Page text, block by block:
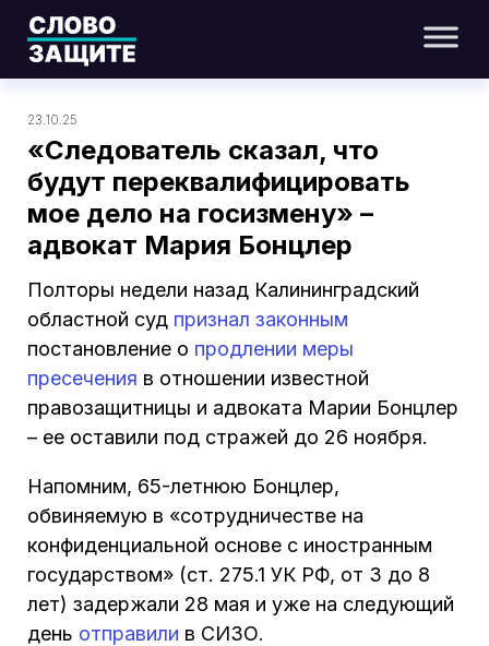
23.10.25
«Следователь сказал, что
будут переквалифицировать
мое дело на госизмену» –
адвокат Мария Бонцлер
Полторы недели назад Калининградский
областной суд признал законным
постановление о продлении меры
пресечения в отношении известной
правозащитницы и адвоката Марии Бонцлер
– ее оставили под стражей до 26 ноября.
Напомним, 65-летнюю Бонцлер,
обвиняемую в «сотрудничестве на
конфиденциальной основе с иностранным
государством» (ст. 275.1 УК РФ, от 3 до 8
лет) задержали 28 мая и уже на следующий
день отправили в СИЗО.